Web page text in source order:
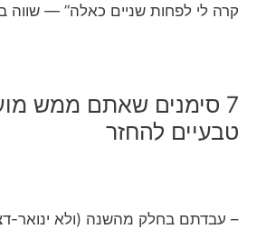
קרה לי לפחות שניים כאלה” — שווה
7 סימנים שאתם ממש
טבעיים להחזר
– עבדתם בחלק מהשנה (ולא ינואר-